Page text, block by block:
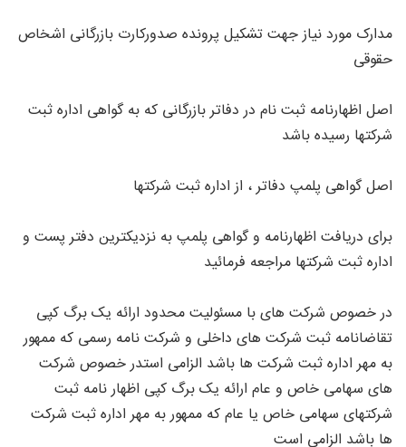
مدارک مورد نیاز جهت تشکیل پرونده صدورکارت بازرگانی اشخاص
حقوقی
اصل اظهارنامه ثبت نام در دفاتر بازرگانی که به گواهی اداره ثبت
شرکتها رسیده باشد
اصل گواهی پلمپ دفاتر ، از اداره ثبت شرکتها
برای دریافت اظهارنامه و گواهی پلمپ به نزدیکترین دفتر پست و
اداره ثبت شرکتها مراجعه فرمائید
در خصوص شرکت های با مسئولیت محدود ارائه یک برگ کپی
تقاضانامه ثبت شرکت های داخلی و شرکت نامه رسمی که ممهور
به مهر اداره ثبت شرکت ها باشد الزامی استدر خصوص شرکت
های سهامی خاص و عام ارائه یک برگ کپی اظهار نامه ثبت
شرکتهای سهامی خاص یا عام که ممهور به مهر اداره ثبت شرکت
ها باشد الزامی است